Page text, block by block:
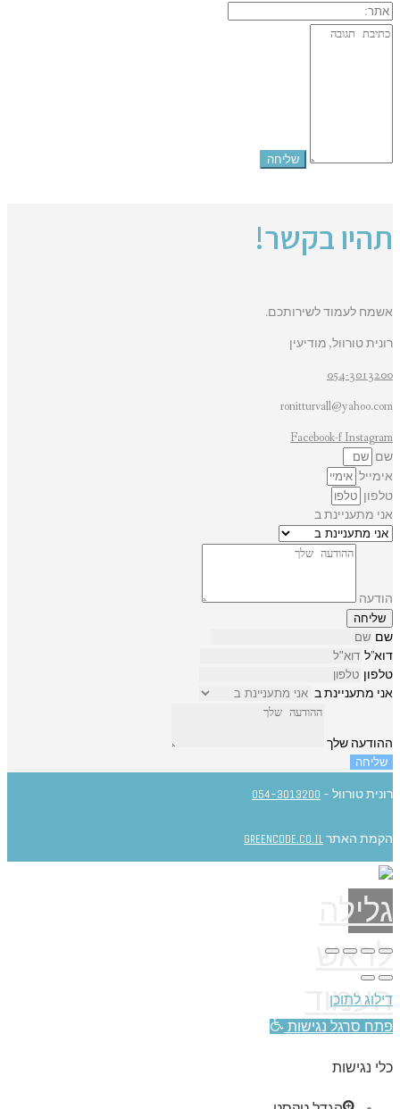
תהיו בקשר!
אשמח לעמוד לשירותכם.
רונית טורוול, מודיעין
054-3013200
ronitturvall@yahoo.com
Facebook-f Instagram
שם
אימייל
טלפון
אני מתעניינת ב
הודעה
שליחה
שם
דוא"ל
טלפון
אני מתעניינת ב
ההודעה שלך
שליחה
רונית טורוול - 054-3013200
הקמת האתרGREENCODE.CO.IL
גלילה
לראש
העמוד
דילוג לתוכן
פתח סרגל נגישות
כלי נגישות